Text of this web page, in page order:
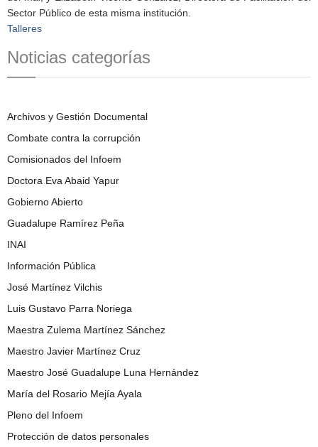
Sector Público de esta misma institución.
Talleres
Noticias categorías
Archivos y Gestión Documental
Combate contra la corrupción
Comisionados del Infoem
Doctora Eva Abaid Yapur
Gobierno Abierto
Guadalupe Ramírez Peña
INAI
Información Pública
José Martínez Vilchis
Luis Gustavo Parra Noriega
Maestra Zulema Martínez Sánchez
Maestro Javier Martínez Cruz
Maestro José Guadalupe Luna Hernández
María del Rosario Mejía Ayala
Pleno del Infoem
Protección de datos personales